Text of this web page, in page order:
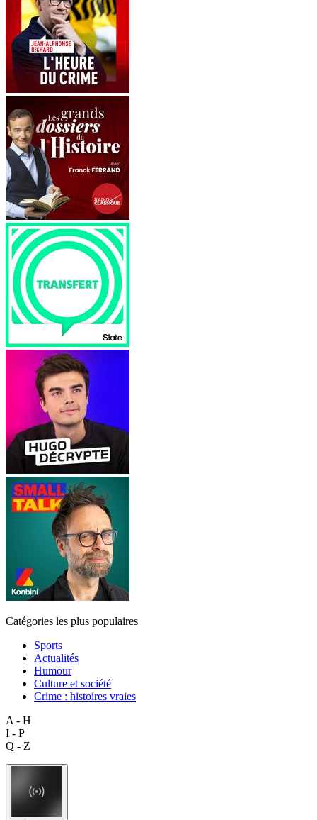
Catégories les plus populaires
Sports
Actualités
Humour
Culture et société
Crime : histoires vraies
A - H
I - P
Q - Z